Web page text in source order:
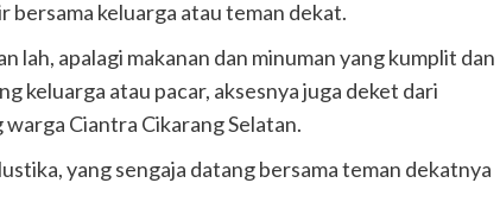
bersama keluarga atau teman dekat.
lah, apalagi makanan dan minuman yang kumplit dan
keluarga atau pacar, aksesnya juga deket dari
Ciantra Cikarang Selatan.
yang sengaja datang bersama teman dekatnya